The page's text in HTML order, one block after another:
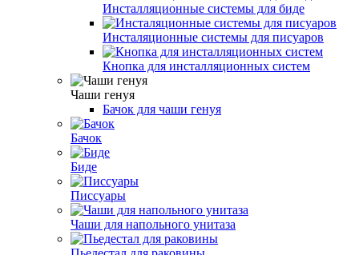
Инсталляционные системы для биде
Инсталяционные системы для писуаров
Кнопка для инсталляционных систем
Чаши генуя
Бачок для чаши генуя
Бачок
Биде
Писсуары
Чаши для напольного унитаза